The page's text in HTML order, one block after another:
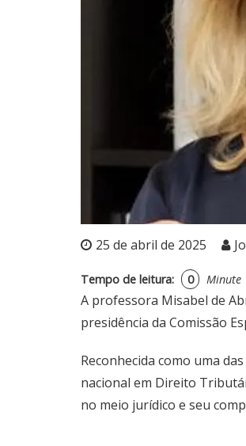
25 de abril de 2025
Tempo de leitura: 0 Minute
A professora Misabel de
presidência da Comissão
Reconhecida como uma
nacional em Direito
no meio jurídico e seu